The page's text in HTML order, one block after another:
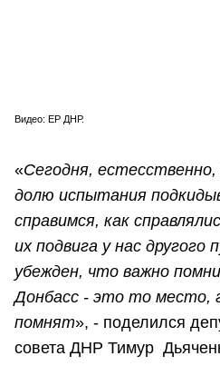
Видео: ЕР ДНР.
«Сегодня,
долю испытания
справимся, как
их подвига у нас
убежден, что важно
Донбасс - это то место,
помнят», - поделился
совета ДНР Тимур